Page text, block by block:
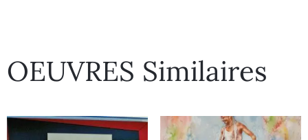
OEUVRES Similaires